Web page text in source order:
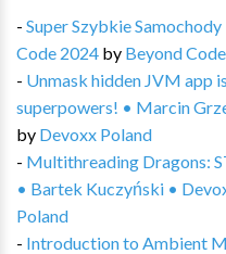
- Super Szybkie
Code 2024 by Beyond Code
- Unmask hidden JVM app
superpowers! • Marcin
by Devoxx Poland
- Multithreading Dragons:
• Bartek Kuczyński •
Poland
- Introduction to Ambient